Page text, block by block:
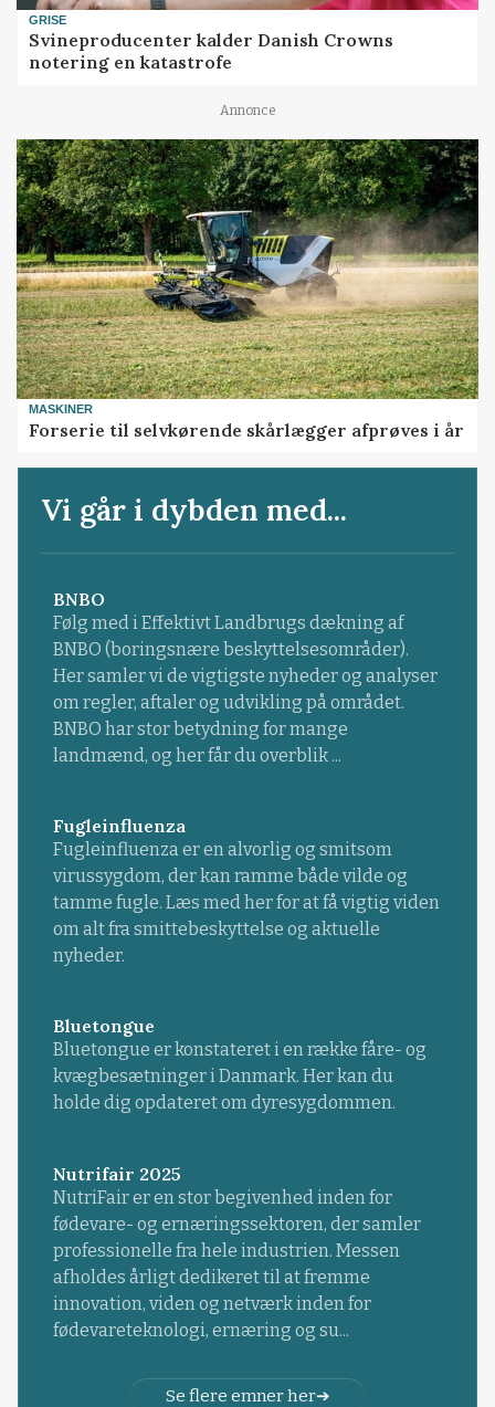
GRISE
Svineproducenter kalder Danish Crowns
notering en katastrofe
Annonce
MASKINER
Forserie til selvkørende skårlægger afprøves i år
Vi går i dybden med...
BNBO
Følg med i Effektivt Landbrugs dækning af
BNBO (boringsnære beskyttelsesområder).
Her samler vi de vigtigste nyheder og analyser
om regler, aftaler og udvikling på området.
BNBO har stor betydning for mange
landmænd, og her får du overblik ...
Fugleinfluenza
Fugleinfluenza er en alvorlig og smitsom
virussygdom, der kan ramme både vilde og
tamme fugle. Læs med her for at få vigtig viden
om alt fra smittebeskyttelse og aktuelle
nyheder.
Bluetongue
Bluetongue er konstateret i en række fåre- og
kvægbesætninger i Danmark. Her kan du
holde dig opdateret om dyresygdommen.
Nutrifair 2025
NutriFair er en stor begivenhed inden for
fødevare- og ernæringssektoren, der samler
professionelle fra hele industrien. Messen
afholdes årligt dedikeret til at fremme
innovation, viden og netværk inden for
fødevareteknologi, ernæring og su...
Se flere emner her